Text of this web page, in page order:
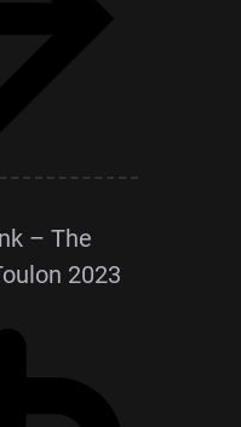
– The
2023